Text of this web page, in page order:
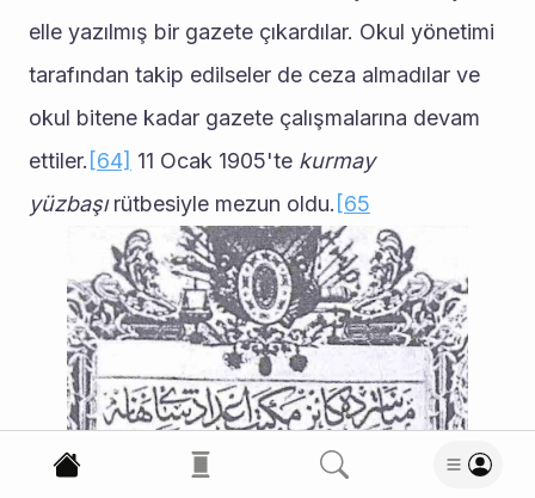
elle yazılmış bir gazete çıkardılar. Okul yönetimi
tarafından takip edilseler de ceza almadılar ve
okul bitene kadar gazete çalışmalarına devam
ettiler. [64] 11 Ocak 1905'te kurmay
yüzbaşı rütbesiyle mezun oldu. [65